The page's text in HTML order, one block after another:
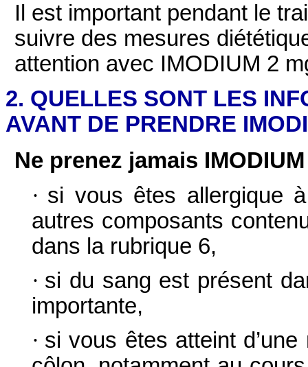
Il est important pendant le
suivre des mesures
attention avec IMODIUM 2
2. QUELLES SONT LES
AVANT DE PRENDRE
Ne prenez jamais
· si vous êtes allergique
autres composants
dans la rubrique 6,
· si du sang est présent
importante,
· si vous êtes atteint